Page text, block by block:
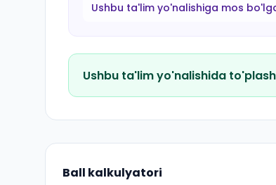
Ushbu ta'lim yo'nalishiga mos
Ushbu ta'lim yo'nalishida
Ball kalkulyatori